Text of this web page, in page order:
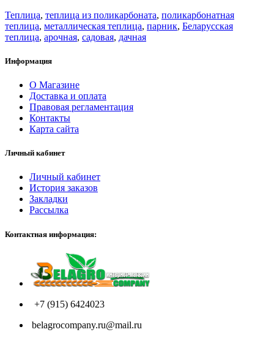
Теплица, теплица из поликарбоната, поликарбонатная
теплица, металлическая теплица, парник, Беларусская
теплица, арочная, садовая, дачная
Информация
О Магазине
Доставка и оплата
Правовая регламентация
Контакты
Карта сайта
Личный кабинет
Личный кабинет
История заказов
Закладки
Рассылка
Контактная информация:
+7 (915) 6424023
belagrocompany.ru@mail.ru